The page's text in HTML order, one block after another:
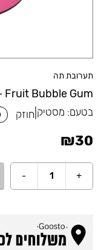
תערובת תה
Fruit Bubble Gum
בטעם: מסטיק חוזק
₪30
+
1
-